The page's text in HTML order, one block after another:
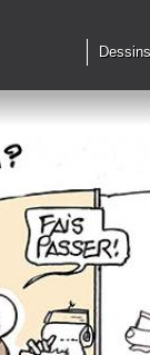
Dessins